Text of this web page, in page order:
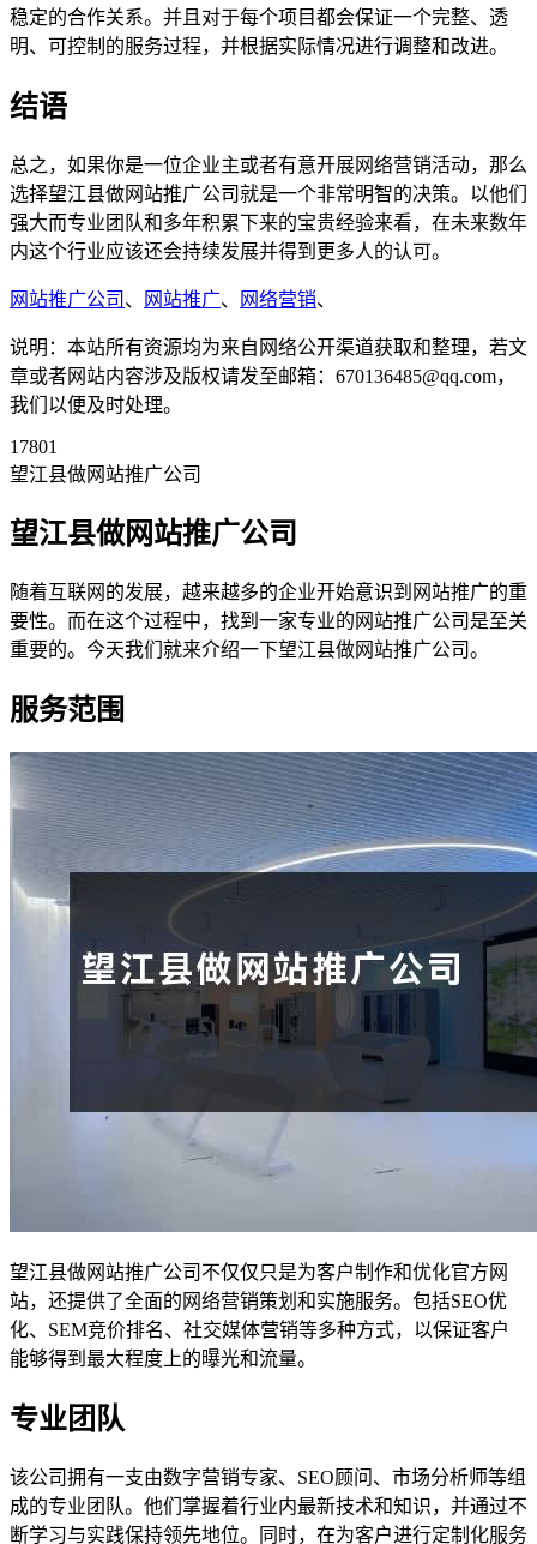
稳定的合作关系。并且对于每个项目都会保证一个完整、透
明、可控制的服务过程，并根据实际情况进行调整和改进。
结语
总之，如果你是一位企业主或者有意开展网络营销活动，那么
选择望江县做网站推广公司就是一个非常明智的决策。以他们
强大而专业团队和多年积累下来的宝贵经验来看，在未来数年
内这个行业应该还会持续发展并得到更多人的认可。
网站推广公司 、 网站推广、 网络营销、
说明：本站所有资源均为来自网络公开渠道获取和整理，若文
章或者网站内容涉及版权请发至邮箱：670136485@qq.com，
我们以便及时处理。
17801
望江县做网站推广公司
望江县做网站推广公司
随着互联网的发展，越来越多的企业开始意识到网站推广的重
要性。而在这个过程中，找到一家专业的网站推广公司是至关
重要的。今天我们就来介绍一下望江县做网站推广公司。
服务范围
望江县做网站推广公司不仅仅只是为客户制作和优化官方网
站，还提供了全面的网络营销策划和实施服务。包括SEO优
化、SEM竞价排名、社交媒体营销等多种方式，以保证客户
能够得到最大程度上的曝光和流量。
专业团队
该公司拥有一支由数字营销专家、SEO顾问、市场分析师等组
成的专业团队。他们掌握着行业内最新技术和知识，并通过不
断学习与实践保持领先地位。同时，在为客户进行定制化服务